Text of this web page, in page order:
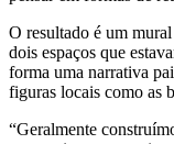
O resultado é um
dois espaços que
forma uma narrativa
figuras locais como as
“Geralmente